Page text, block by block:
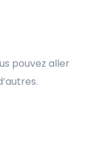
pouvez aller